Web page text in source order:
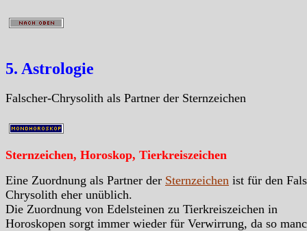
5. Astrologie
Falscher-Chrysolith als Partner der Sternzeichen
Sternzeichen, Horoskop, Tierkreiszeichen
Eine Zuordnung als Partner der Sternzeichen ist für den
Chrysolith eher unüblich.
Die Zuordnung von Edelsteinen zu Tierkreiszeichen in
Horoskopen sorgt immer wieder für Verwirrung, da so